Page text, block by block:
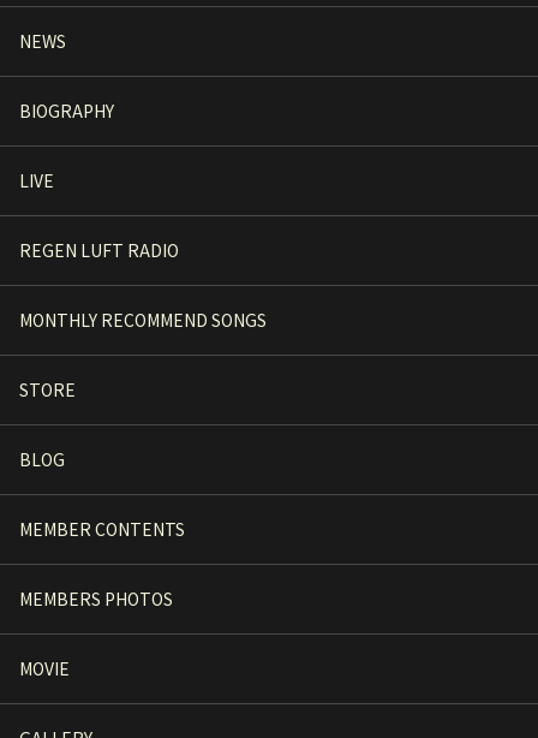
NEWS
BIOGRAPHY
LIVE
REGEN LUFT RADIO
MONTHLY RECOMMEND SONGS
STORE
BLOG
MEMBER CONTENTS
MEMBERS PHOTOS
MOVIE